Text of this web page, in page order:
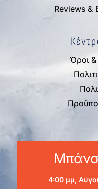
Reviews &
Όροι
4:00 μμ,